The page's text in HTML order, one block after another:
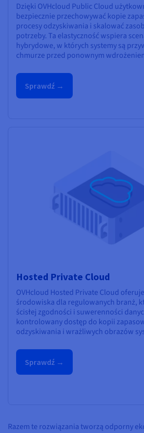
Dzięki OVHcloud Public Cloud
bezpiecznie przechowywać kopie
procesy odzyskiwania i skalować
potrzeby. Ta elastyczność wspiera
hybrydowe, w których systemy są
chmurze przed ponownym
Sprawdź →
Hosted Private Cloud
OVHcloud Hosted Private Cloud
środowiska dla regulowanych branż,
ścisłej zgodności i suwerenności
kontrolowany dostęp do kopii
odzyskiwania i wrażliwych obrazów
Sprawdź →
Razem te rozwiązania tworzą odporny